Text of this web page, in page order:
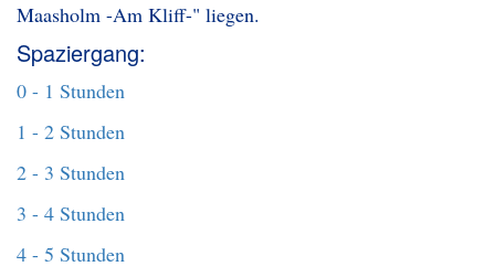
Maasholm -Am Kliff-" liegen.
Spaziergang:
0 - 1 Stunden
1 - 2 Stunden
2 - 3 Stunden
3 - 4 Stunden
4 - 5 Stunden